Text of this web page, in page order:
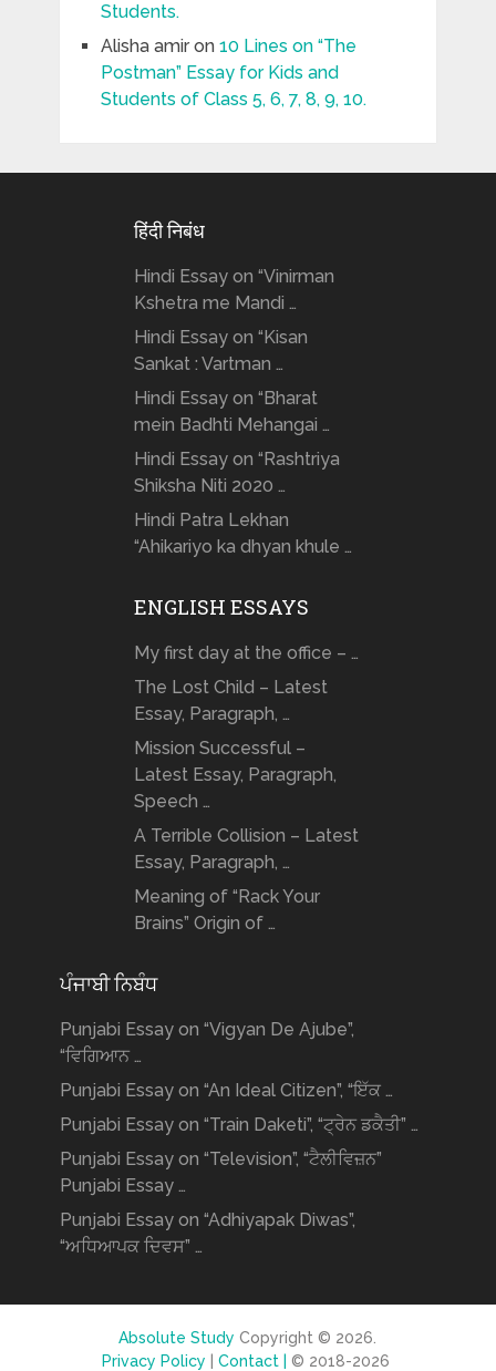
Students.
Alisha amiron 10 Lines on “The
Postman” Essay for Kids and
Students of Class 5, 6, 7, 8, 9, 10.
हिंदी निबंध
Hindi Essay on “Vinirman
Kshetra me Mandi …
Hindi Essay on “Kisan
Sankat : Vartman …
Hindi Essay on “Bharat
mein Badhti Mehangai …
Hindi Essay on “Rashtriya
Shiksha Niti 2020 …
Hindi Patra Lekhan
“Ahikariyo ka dhyan khule …
ENGLISH ESSAYS
My first day at the office – …
The Lost Child – Latest
Essay, Paragraph, …
Mission Successful –
Latest Essay, Paragraph,
Speech …
A Terrible Collision – Latest
Essay, Paragraph, …
Meaning of “Rack Your
Brains” Origin of …
ਪੰਜਾਬੀ ਨਿਬੰਧ
Punjabi Essay on “Vigyan De Ajube”,
“ਵਿਗਿਆਨ …
Punjabi Essay on “An Ideal Citizen”, “ਇੱਕ …
Punjabi Essay on “Train Daketi”, “ਟ੍ਰੇਨ ਡਕੈਤੀ” …
Punjabi Essay on “Television”, “ਟੈਲੀਵਿਜ਼ਨ”
Punjabi Essay …
Punjabi Essay on “Adhiyapak Diwas”,
“ਅਧਿਆਪਕ ਦਿਵਸ” …
Absolute Study Copyright © 2026.
Privacy Policy
Contact | © 2018-2026